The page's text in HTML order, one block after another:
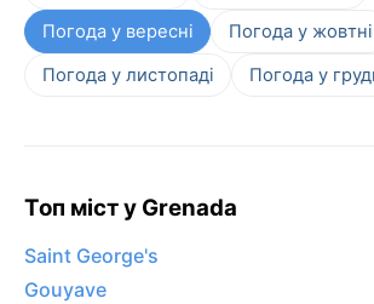
Погода у вересні
Погода у жовтні
Погода у листопаді
Погода у
Топ міст у Grenada
Saint George's
Gouyave